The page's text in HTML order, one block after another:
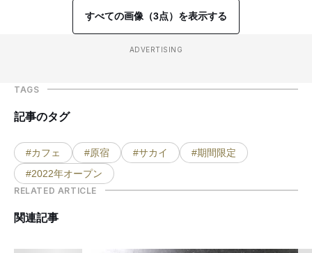
すべての画像（3点）を表示する
ADVERTISING
TAGS
記事のタグ
#カフェ #原宿 #サカイ
#期間限定
#2022年オープン
RELATED ARTICLE
関連記事